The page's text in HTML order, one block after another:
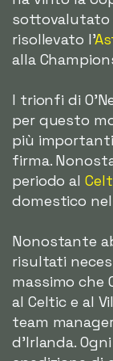
sottovalutato
risollevato l'
alla
I trionfi di
per questo
più
firma.
periodo al
domestico
Nonostante
risultati
massimo che
al Celtic e al
team
d'Irlanda.